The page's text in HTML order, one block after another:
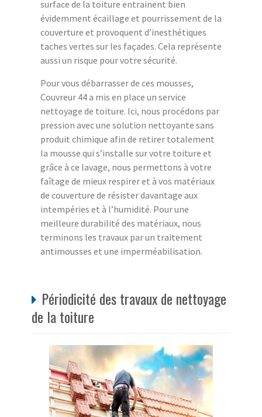
surface de la toiture entrainent bien
évidemment écaillage et pourrissement de la
couverture et provoquent d’inesthétiques
taches vertes sur les façades. Cela représente
aussi un risque pour votre sécurité.
Pour vous débarrasser de ces mousses,
Couvreur 44 a mis en place un service
nettoyage de toiture. Ici, nous procédons par
pression avec une solution nettoyante sans
produit chimique afin de retirer totalement
la mousse qui s’installe sur votre toiture et
grâce à ce lavage, nous permettons à votre
faîtage de mieux respirer et à vos matériaux
de couverture de résister davantage aux
intempéries et à l’humidité. Pour une
meilleure durabilité des matériaux, nous
terminons les travaux par un traitement
antimousses et une imperméabilisation.
Périodicité des travaux de nettoyage
de la toiture